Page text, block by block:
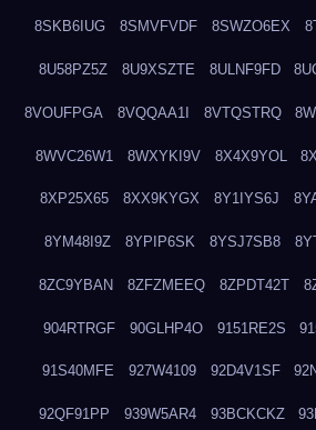
8SKB6IUG 8SMVFVDF 8SWZO6EX
8U58PZ5Z 8U9XSZTE 8ULNF9FD
8VOUFPGA 8VQQAA1I 8VTQSTRQ
8WVC26W1 8WXYKI9V 8X4X9YOL
8XP25X65 8XX9KYGX 8Y1IYS6J
8YM48I9Z 8YPIP6SK 8YSJ7SB8
8ZC9YBAN 8ZFZMEEQ 8ZPDT42T
904RTRGF 90GLHP4O 9151RE2S
91S40MFE 927W4109 92D4V1SF
92QF91PP 939W5AR4 93BCKCKZ